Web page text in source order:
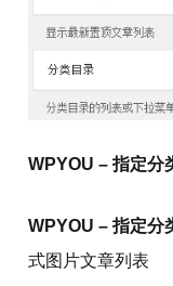
WPYOU – 指定分
WPYOU – 指定分
式图片文章列表